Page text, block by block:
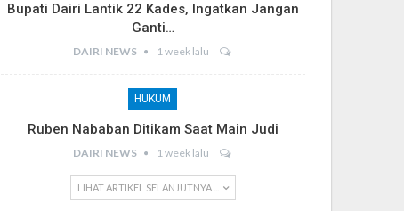
Bupati Dairi Lantik 22 Kades, Ingatkan Jangan
Ganti…
DAIRI NEWS 1 week lalu
HUKUM
Ruben Nababan Ditikam Saat Main Judi
DAIRI NEWS 1 week lalu
LIHAT ARTIKEL SELANJUTNYA ...